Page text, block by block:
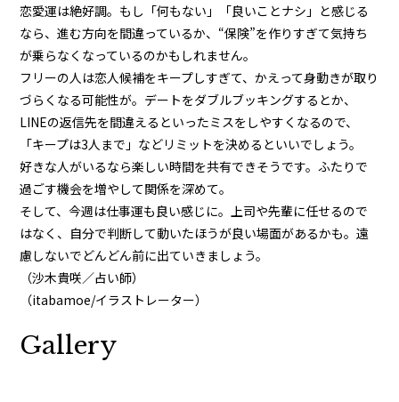
恋愛運は絶好調。もし「何もない」「良いことナシ」と感じる
なら、進む方向を間違っているか、“保険”を作りすぎて気持ち
が乗らなくなっているのかもしれません。
フリーの人は恋人候補をキープしすぎて、かえって身動きが取り
づらくなる可能性が。デートをダブルブッキングするとか、
LINEの返信先を間違えるといったミスをしやすくなるので、
「キープは3人まで」などリミットを決めるといいでしょう。
好きな人がいるなら楽しい時間を共有できそうです。ふたりで
過ごす機会を増やして関係を深めて。
そして、今週は仕事運も良い感じに。上司や先輩に任せるので
はなく、自分で判断して動いたほうが良い場面があるかも。遠
慮しないでどんどん前に出ていきましょう。
（沙木貴咲／占い師）
（itabamoe/イラストレーター）
Gallery